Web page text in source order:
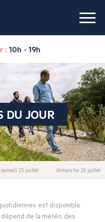
: 10h - 19h
DU JOUR
samedi 25 juillet dimanche 26 juillet
est disponible
dépend de la météo, des